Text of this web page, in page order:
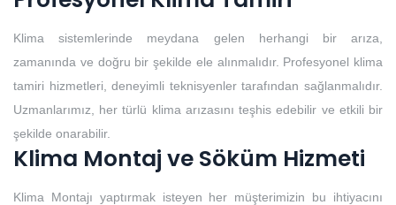
Klima sistemlerinde meydana gelen herhangi bir arıza,
zamanında ve doğru bir şekilde ele alınmalıdır. Profesyonel klima
tamiri hizmetleri, deneyimli teknisyenler tarafından sağlanmalıdır.
Uzmanlarımız, her türlü klima arızasını teşhis edebilir ve etkili bir
şekilde onarabilir.
Klima Montaj ve Söküm Hizmeti
Klima Montajı yaptırmak isteyen her müşterimizin bu ihtiyacını